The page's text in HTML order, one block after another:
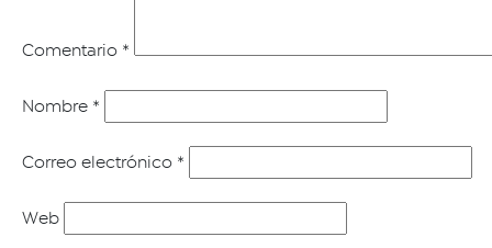
Comentario *
Nombre *
Correo electrónico *
Web